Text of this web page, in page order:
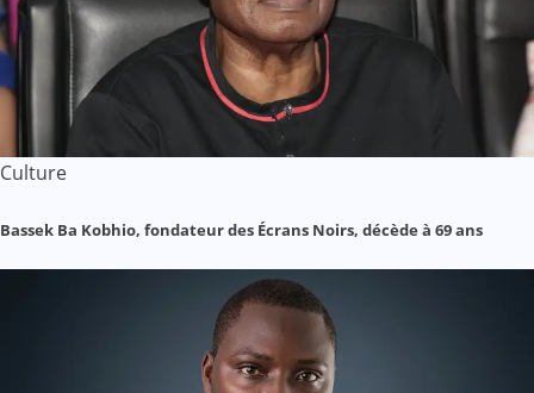
Culture
Bassek Ba Kobhio, fondateur des Écrans Noirs, décède à 69 ans